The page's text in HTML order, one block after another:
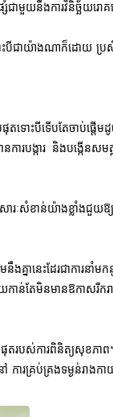
សំជាមួយនឹងការវិនិច្ឆ័យរោ
ោះបីជាយ៉ាងណាក៏ដោយ ប្រ
ទោះបីទើបតែចាប់ផ្តើមដូ
របង្ការ និងបង្កើនសមត្
ារៈសំខាន់យ៉ាងខ្លាំងជួយឱ្
នេះដែរជាការនាំមកនូ
ាន់តែមិនមានឱកាសរីករ
ផុតរបស់ការពិនិត្យសុខភា
ការគ្រប់គ្រងទម្ងន់រាងកា